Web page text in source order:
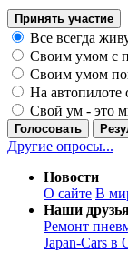
Принять участие
Все всегда
Своим умом с
Своим умом
На автопилоте
Свой ум - это
Голосовать
Другие опросы...
Новости
О сайте В
Наши
Ремонт
Japan-Cars в